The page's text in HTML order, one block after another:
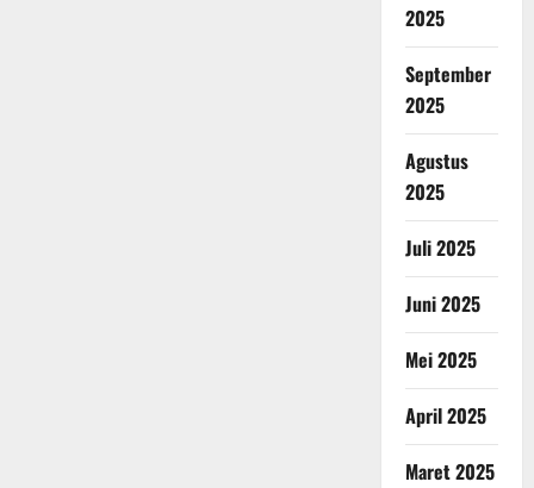
2025
September
2025
Agustus
2025
Juli 2025
Juni 2025
Mei 2025
April 2025
Maret 2025